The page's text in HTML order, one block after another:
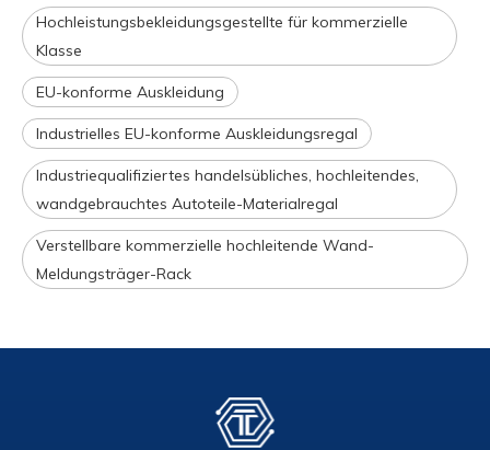
Hochleistungsbekleidungsgestellte für kommerzielle
Klasse
EU-konforme Auskleidung
Industrielles EU-konforme Auskleidungsregal
Industriequalifiziertes handelsübliches, hochleitendes,
wandgebrauchtes Autoteile-Materialregal
Verstellbare kommerzielle hochleitende Wand-
Meldungsträger-Rack